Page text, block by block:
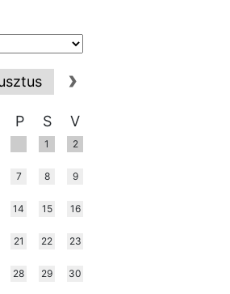
P S V
1 2
7 8 9
14 15 16
21 22 23
28 29 30